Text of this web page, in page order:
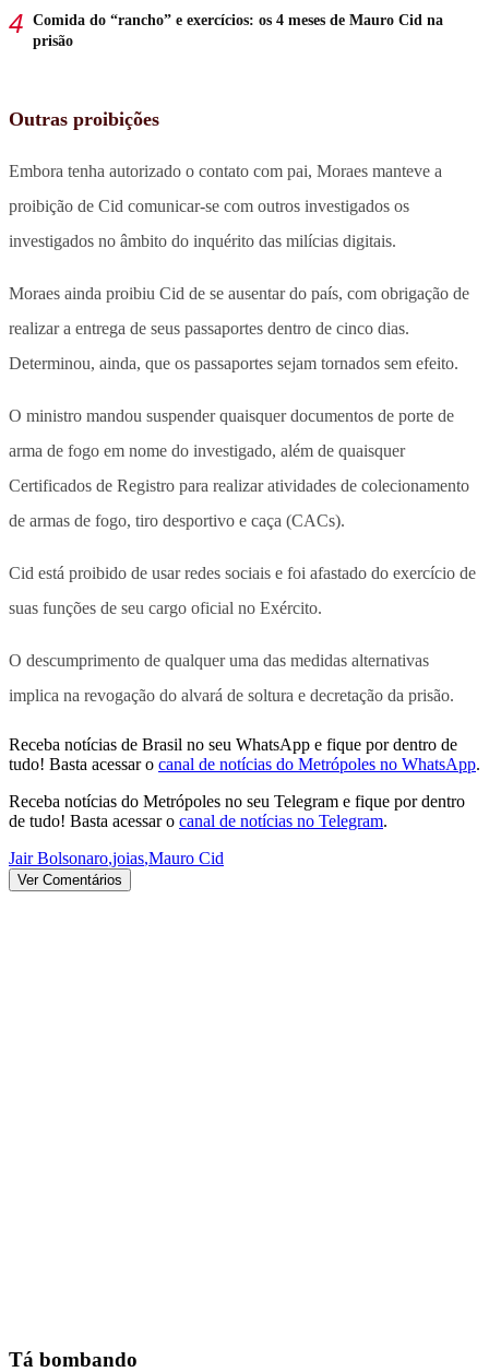
Comida do “rancho” e exercícios: os 4 meses de Mauro Cid na
prisão
Outras proibições
Embora tenha autorizado o contato com pai, Moraes manteve a
proibição de Cid comunicar-se com outros investigados os
investigados no âmbito do inquérito das milícias digitais.
Moraes ainda proibiu Cid de se ausentar do país, com obrigação de
realizar a entrega de seus passaportes dentro de cinco dias.
Determinou, ainda, que os passaportes sejam tornados sem efeito.
O ministro mandou suspender quaisquer documentos de porte de
arma de fogo em nome do investigado, além de quaisquer
Certificados de Registro para realizar atividades de colecionamento
de armas de fogo, tiro desportivo e caça (CACs).
Cid está proibido de usar redes sociais e foi afastado do exercício de
suas funções de seu cargo oficial no Exército.
O descumprimento de qualquer uma das medidas alternativas
implica na revogação do alvará de soltura e decretação da prisão.
Receba notícias de Brasil no seu WhatsApp e fique por dentro de
tudo! Basta acessar o canal de notícias do Metrópoles no WhatsApp.
Receba notícias do Metrópoles no seu Telegram e fique por dentro
de tudo! Basta acessar o canal de notícias no Telegram.
Jair Bolsonaro,joias,Mauro Cid
Ver Comentários
Tá bombando